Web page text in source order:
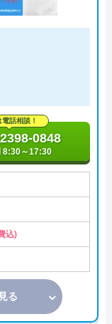
電話相談！
8:30～17:30
込)
る